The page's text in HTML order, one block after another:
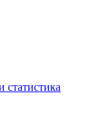
статистика